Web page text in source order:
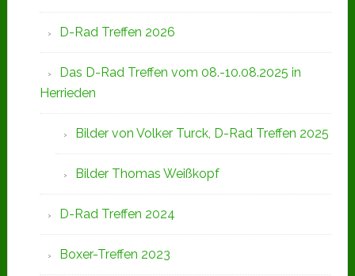
D-Rad Treffen 2026
Das D-Rad Treffen vom 08.-10.08.2025 in
Herrieden
Bilder von Volker Turck, D-Rad Treffen 2025
Bilder Thomas Weißkopf
D-Rad Treffen 2024
Boxer-Treffen 2023